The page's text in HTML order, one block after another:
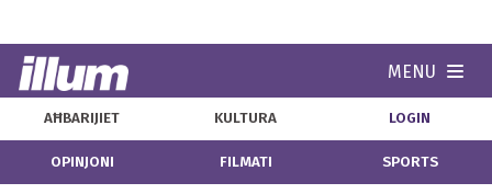
MENU
AĦBARIJIET KULTURA LOGIN
OPINJONI FILMATI SPORTS